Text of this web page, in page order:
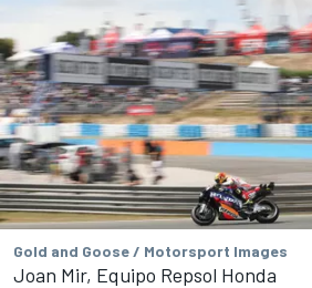
Gold and Goose / Motorsport Images
Joan Mir, Equipo Repsol Honda